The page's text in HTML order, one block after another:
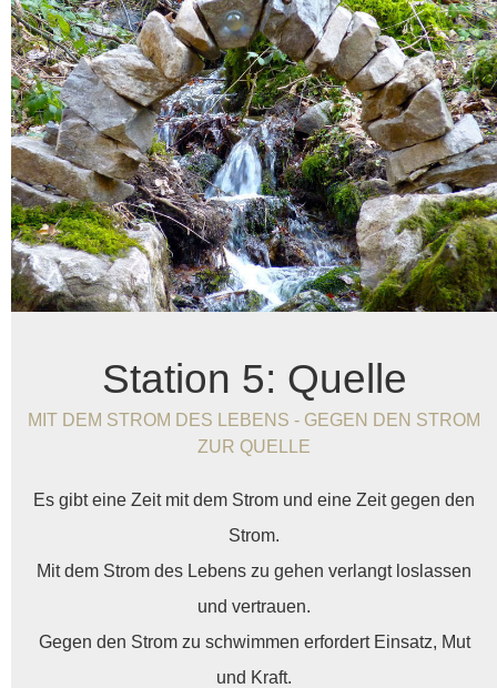
Station 5: Quelle
MIT DEM STROM DES LEBENS - GEGEN DEN STROM
ZUR QUELLE
Es gibt eine Zeit mit dem Strom und eine Zeit gegen den
Strom.
Mit dem Strom des Lebens zu gehen verlangt loslassen
und vertrauen.
Gegen den Strom zu schwimmen erfordert Einsatz, Mut
und Kraft.